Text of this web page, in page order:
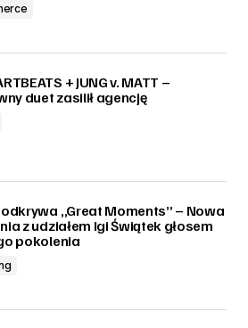
+ JUNG v. MATT –
duet zasilił agencję
odkrywa „Great Moments” – Nowa
z udziałem Igi Świątek głosem
pokolenia